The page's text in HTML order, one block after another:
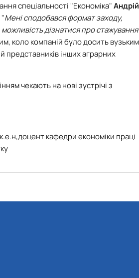
спеціальності "Економіка"Андрій
"Менісподобався формат заходу,
можливість дізнатися про стажування
коло компаній було досить
представників інших аграрних
чекають на нові зустрічі з
кафедри економіки праці